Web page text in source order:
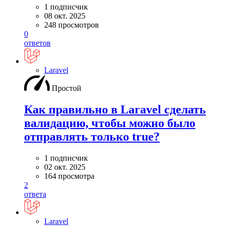
1 подписчик
08 окт. 2025
248 просмотров
0
ответов
Laravel
Простой
Как правильно в Laravel сделать
валидацию, чтобы можно было
отправлять только true?
1 подписчик
02 окт. 2025
164 просмотра
2
ответа
Laravel